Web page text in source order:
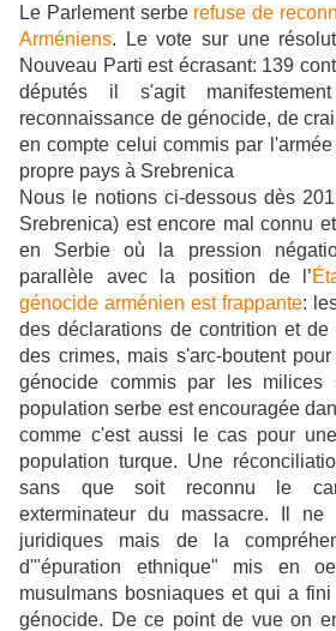
Le Parlement serbe refuse de
Arméniens. Le vote sur une
Nouveau Parti est écrasant: 139
députés il s'agit
reconnaissance de génocide, de
en compte celui commis par
propre pays à Srebrenica
Nous le notions ci-dessous dès
Srebrenica) est encore mal connu
en Serbie où la pression
parallèle avec la position de l’
génocide arménien est frappante:
des déclarations de contrition et de
des crimes, mais s'arc-boutent
génocide commis par les milices
population serbe est encouragée
comme c'est aussi le cas pour
population turque. Une
sans que soit reconnu le
exterminateur du massacre. Il ne
juridiques mais de la
d'"épuration ethnique" mis en
musulmans bosniaques et qui a
génocide. De ce point de vue on